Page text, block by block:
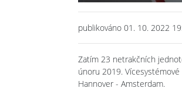
publikováno 01. 10. 2022
Zatím 23 netrakčních
únoru 2019.
Hannover - Amsterdam.